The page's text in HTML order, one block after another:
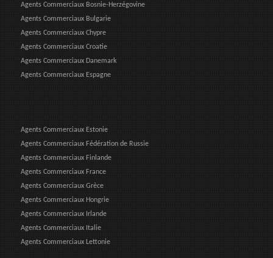
Agents Commerciaux Bosnie-Herzégovine
Agents Commerciaux Bulgarie
Agents Commerciaux Chypre
Agents Commerciaux Croatie
Agents Commerciaux Danemark
Agents Commerciaux Espagne
Agents Commerciaux Estonie
Agents Commerciaux Fédération de Russie
Agents Commerciaux Finlande
Agents Commerciaux France
Agents Commerciaux Grèce
Agents Commerciaux Hongrie
Agents Commerciaux Irlande
Agents Commerciaux Italie
Agents Commerciaux Lettonie